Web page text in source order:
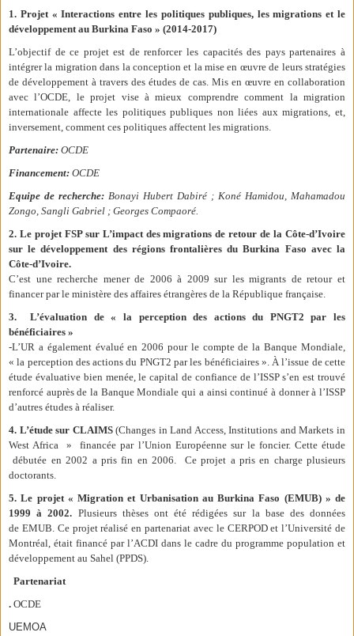
1. Projet « Interactions entre les politiques publiques, les migrations et le
développement au Burkina Faso » (2014-2017)
L’objectif de ce projet est de renforcer les capacités des pays partenaires à
intégrer la migration dans la conception et la mise en œuvre de leurs stratégies
de développement à travers des études de cas. Mis en œuvre en collaboration
avec l’OCDE, le projet vise à mieux comprendre comment la migration
internationale affecte les politiques publiques non liées aux migrations, et,
inversement, comment ces politiques affectent les migrations.
Partenaire: OCDE
Financement: OCDE
Equipe de recherche: Bonayi Hubert Dabiré ; Koné Hamidou, Mahamadou
Zongo, Sangli Gabriel ; Georges Compaoré.
2. Le projet FSP sur L’impact des migrations de retour de la Côte-d’Ivoire
sur le développement des régions frontalières du Burkina Faso avec la
Côte-d’Ivoire.
C’est une recherche mener de 2006 à 2009 sur les migrants de retour et
financer par le ministère des affaires étrangères de la République française.
3. L’évaluation de « la perception des actions du PNGT2 par les
bénéficiaires »
-L’UR a également évalué en 2006 pour le compte de la Banque Mondiale,
« la perception des actions du PNGT2 par les bénéficiaires ». À l’issue de cette
étude évaluative bien menée, le capital de confiance de l’ISSP s’en est trouvé
renforcé auprès de la Banque Mondiale qui a ainsi continué à donner à l’ISSP
d’autres études à réaliser.
4. L’étude sur CLAIMS(Changes in Land Access, Institutions and Markets in
West Africa » financée par l’Union Européenne sur le foncier. Cette étude
débutée en 2002 a pris fin en 2006. Ce projet a pris en charge plusieurs
doctorants.
5. Le projet « Migration et Urbanisation au Burkina Faso (EMUB) » de
1999 à 2002. Plusieurs thèses ont été rédigées sur la base des données
de EMUB. Ce projet réalisé en partenariat avec le CERPOD et l’Université de
Montréal, était financé par l’ACDI dans le cadre du programme population et
développement au Sahel (PPDS).
Partenariat
. OCDE
UEMOA